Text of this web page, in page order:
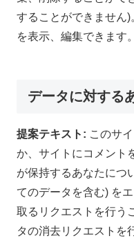
することができません
を表示、編集できます。
データに対する
提案テキスト: このサ
か、サイトにコメント
が保持するあなたにつ
てのデータを含む) を
取るリクエストを行う
タの消去リクエストを